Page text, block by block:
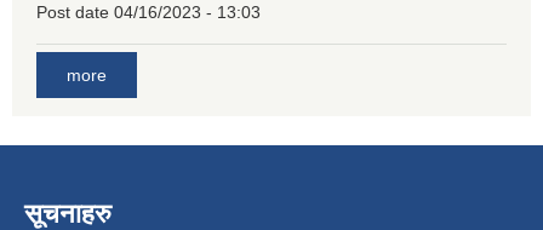
Post date 04/16/2023 - 13:03
more
सूचनाहरु